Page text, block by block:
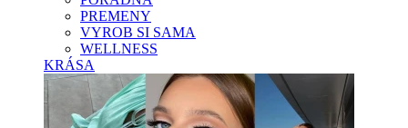
PREMENY
VYROB SI SAMA
WELLNESS
KRÁSA